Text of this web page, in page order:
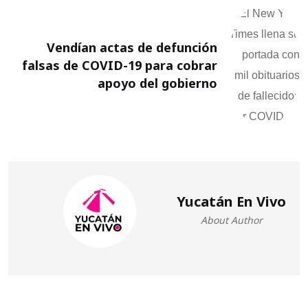
Vendían actas de defunción
falsas de COVID-19 para cobrar
apoyo del gobierno
Yucatán En Vivo
About Author